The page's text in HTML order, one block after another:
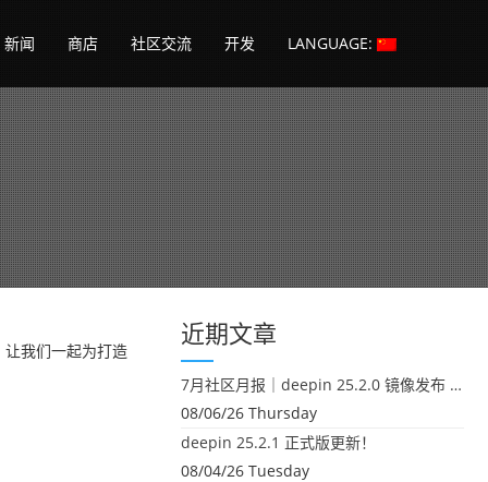
新闻 商店 社区交流 开发 LANGUAGE:
我们一起为打造
近期文章
7月社区月报｜deepin 25.2.0 镜像发布 & 小U同学定时任务上线
08/06/26 Thursday
deepin 25.2.1 正式版更新！
08/04/26 Tuesday